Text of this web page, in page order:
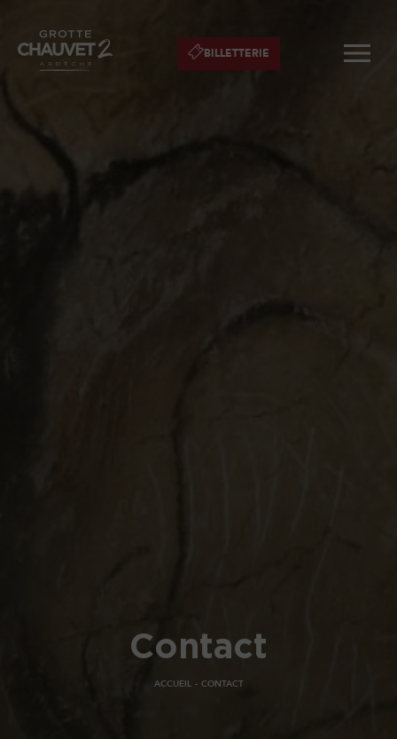
BILLETTERIE
Contact
ACCUEIL CONTACT